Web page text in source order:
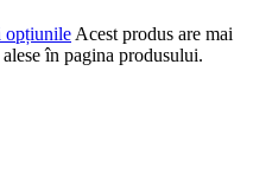
opțiunile Acest produs are mai
în pagina produsului.